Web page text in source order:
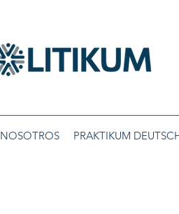
NOSOTROS PRAKTIKUM